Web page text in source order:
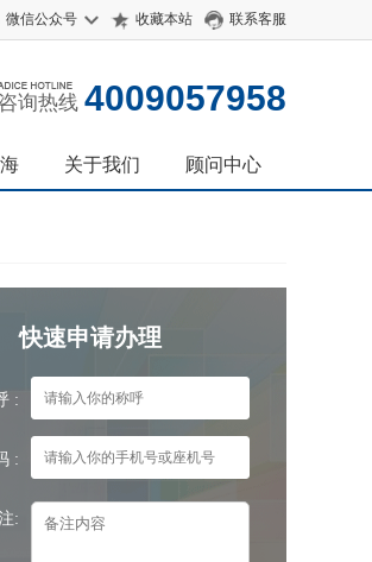
微信公众号 收藏本站 联系客服
咨询热线 4009057958
关于我们 顾问中心
快速申请办理
:
:
: